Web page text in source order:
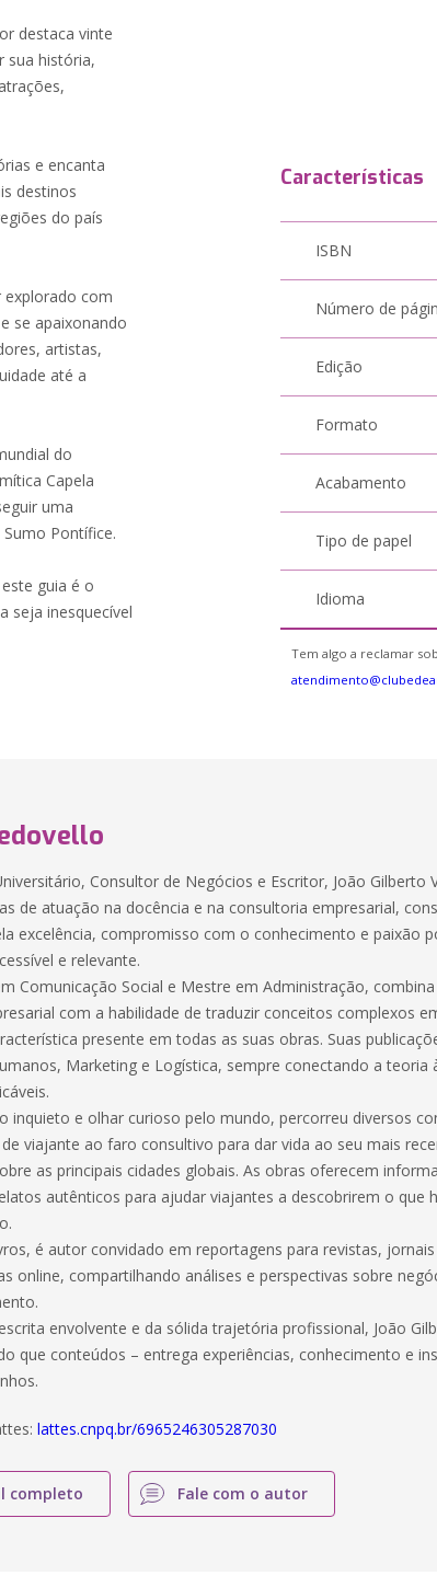
destaca vinte
sua história,
e encanta
destinos
do país
explorado com
se apaixonando
artistas,
até a
do
Capela
uma
Pontífice.
guia é o
seja inesquecível
Características
ISBN
Número de
Edição
Formato
Acabamento
Tipo de papel
Idioma
Tem algo a reclamar
Consultor de Negócios e Escritor, João Gilberto
de atuação na docência e na consultoria empresarial,
excelência, compromisso com o conhecimento e paixão
e relevante.
Comunicação Social e Mestre em Administração,
com a habilidade de traduzir conceitos complexos
presente em todas as suas obras. Suas
Marketing e Logística, sempre conectando a teoria
inquieto e olhar curioso pelo mundo, percorreu diversos
de viajante ao faro consultivo para dar vida ao seu mais
as principais cidades globais. As obras oferecem
autênticos para ajudar viajantes a descobrirem o que
é autor convidado em reportagens para revistas,
online, compartilhando análises e perspectivas sobre
envolvente e da sólida trajetória profissional, João
que conteúdos – entrega experiências, conhecimento e
lattes.cnpq.br/6965246305287030
completo Fale com o autor